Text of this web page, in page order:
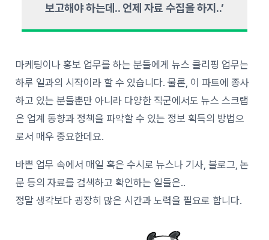
보고해야 하는데.. 언제 자료 수집을 하지..’
마케팅이나 홍보 업무를 하는 분들에게 뉴스 클리핑 업무는
하루 일과의 시작이라 할 수 있습니다. 물론, 이 파트에 종사
하고 있는 분들뿐만 아니라 다양한 직군에서도 뉴스 스크랩
은 업계 동향과 정책을 파악할 수 있는 정보 획득의 방법으
로서 매우 중요한데요.
바쁜 업무 속에서 매일 혹은 수시로 뉴스나 기사, 블로그, 논
문 등의 자료를 검색하고 확인하는 일들은..
정말 생각보다 굉장히 많은 시간과 노력을 필요로 합니다.